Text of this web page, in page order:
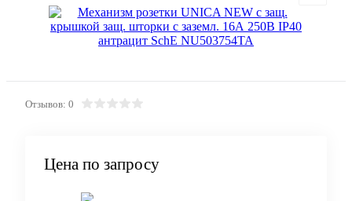
Отзывов: 0
Цена по запросу